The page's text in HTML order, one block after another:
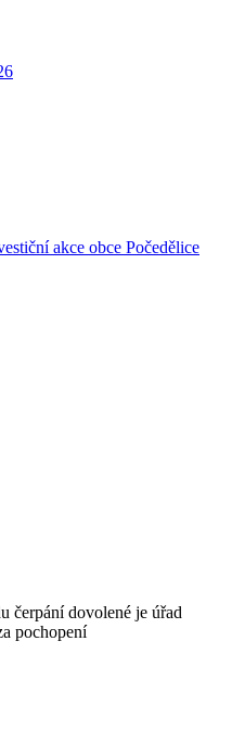
akce obce Počedělice
čerpání dovolené je úřad
pochopení